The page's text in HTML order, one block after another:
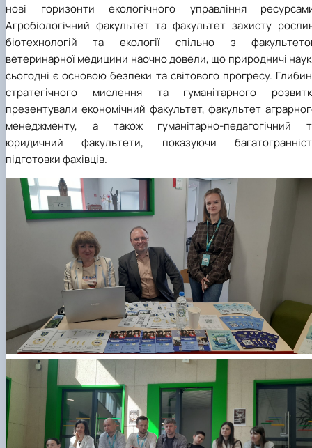
нові горизонти екологічного управління
Агробіологічний факультет та факультет захисту
біотехнологій та екології спільно з
ветеринарної медицини наочно довели, що природничі
сьогодні є основою безпеки та світового прогресу.
стратегічного мислення та гуманітарного
презентували економічний факультет, факультет
менеджменту, а також гуманітарно-педагогічний
юридичний факультети, показуючи
підготовки фахівців.